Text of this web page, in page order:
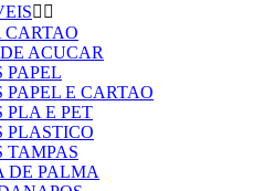
 
ACUCAR
PAPEL
PAPEL E CARTAO
PLA E PET
PLASTICO
TAMPAS
DE PALMA